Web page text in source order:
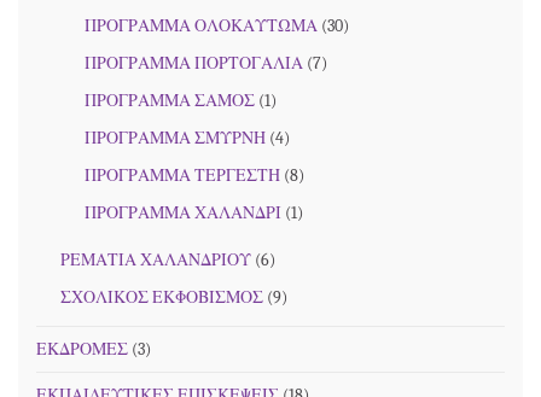
ΠΡΟΓΡΑΜΜΑ ΟΛΟΚΑΥΤΩΜΑ (30)
ΠΡΟΓΡΑΜΜΑ ΠΟΡΤΟΓΑΛΙΑ (7)
ΠΡΟΓΡΑΜΜΑ ΣΑΜΟΣ (1)
ΠΡΟΓΡΑΜΜΑ ΣΜΥΡΝΗ (4)
ΠΡΟΓΡΑΜΜΑ ΤΕΡΓΕΣΤΗ (8)
ΠΡΟΓΡΑΜΜΑ ΧΑΛΑΝΔΡΙ (1)
ΡΕΜΑΤΙΑ ΧΑΛΑΝΔΡΙΟΥ (6)
ΣΧΟΛΙΚΟΣ ΕΚΦΟΒΙΣΜΟΣ (9)
ΕΚΔΡΟΜΕΣ (3)